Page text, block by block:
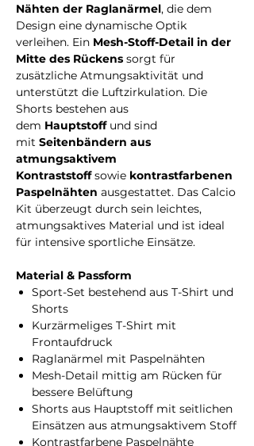
Nähten der Raglanärmel, die dem
Design eine dynamische Optik
verleihen. Ein Mesh-Stoff-Detail in der
Mitte des Rückens sorgt für
zusätzliche Atmungsaktivität und
unterstützt die Luftzirkulation. Die
Shorts bestehen aus
dem Hauptstoffund sind
mit Seitenbändern aus
atmungsaktivem
Kontraststoffsowie kontrastfarbenen
Paspelnähten ausgestattet. Das Calcio
Kit überzeugt durch sein leichtes,
atmungsaktives Material und ist ideal
für intensive sportliche Einsätze.
Material & Passform
Sport-Set bestehend aus T-Shirt und
Shorts
Kurzärmeliges T-Shirt mit
Frontaufdruck
Raglanärmel mit Paspelnähten
Mesh-Detail mittig am Rücken für
bessere Belüftung
Shorts aus Hauptstoff mit seitlichen
Einsätzen aus atmungsaktivem Stoff
Kontrastfarbene Paspelnähte